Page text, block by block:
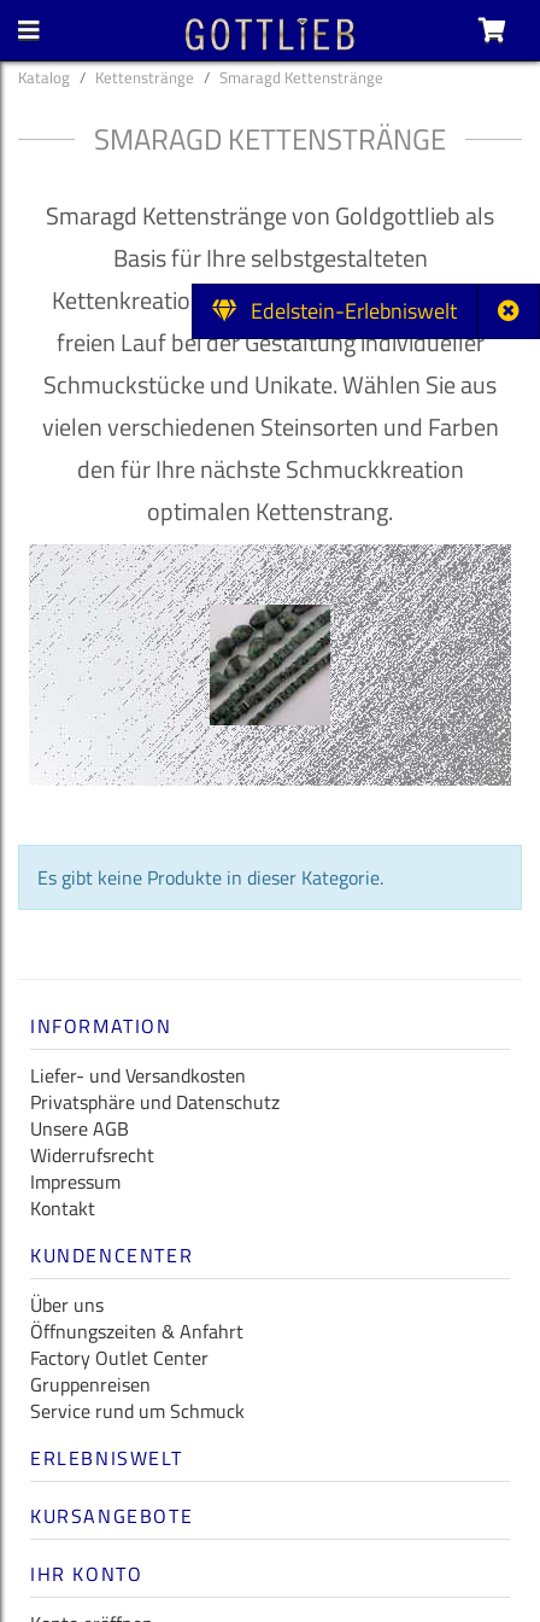
Edelstein-Erlebniswelt
Katalog Kettenstränge Smaragd Kettenstränge
SMARAGD KETTENSTRÄNGE
Smaragd Kettenstränge von Goldgottlieb als
Basis für Ihre selbstgestalteten
Kettenkreationen. Lassen Sie Ihrer Fantasie
freien Lauf bei der Gestaltung individueller
Schmuckstücke und Unikate. Wählen Sie aus
vielen verschiedenen Steinsorten und Farben
den für Ihre nächste Schmuckkreation
optimalen Kettenstrang.
Es gibt keine Produkte in dieser Kategorie.
INFORMATION
Liefer- und Versandkosten
Privatsphäre und Datenschutz
Unsere AGB
Widerrufsrecht
Impressum
Kontakt
KUNDENCENTER
Über uns
Öffnungszeiten & Anfahrt
Factory Outlet Center
Gruppenreisen
Service rund um Schmuck
ERLEBNISWELT
KURSANGEBOTE
IHR KONTO